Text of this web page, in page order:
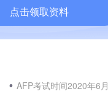
点击领取资料
AFP考试时间2020年6月